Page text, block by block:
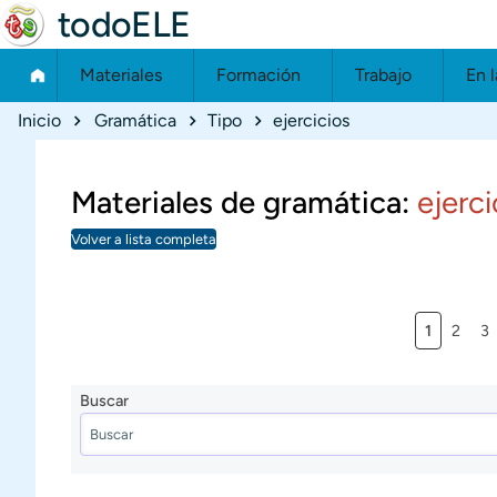
todoELE
Materiales Formación Trabajo En
Ruta de navegación
Inicio Gramática Tipo ejercicios
Materiales de gramática:
Volver a lista completa
Página
1 Página
2 3
Buscar